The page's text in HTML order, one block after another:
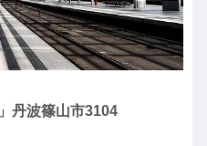
丹波篠山市3104